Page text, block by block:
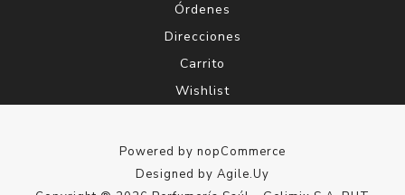
Órdenes
Direcciones
Carrito
Wishlist
Powered by nopCommerce
Designed by Agile.Uy